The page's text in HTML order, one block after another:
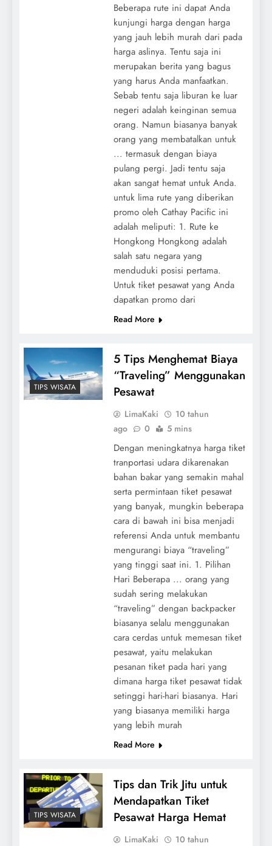
Beberapa rute ini dapat Anda
kunjungi harga dengan harga
yang jauh lebih murah dari pada
harga aslinya. Tentu saja ini
merupakan berita yang bagus
yang harus Anda manfaatkan.
Sebab tentu saja liburan ke luar
negeri adalah keinginan semua
orang. Namun biasanya banyak
orang yang membatalkan untuk
... termasuk dengan biaya
pulang pergi. Jadi tentu saja
akan sangat hemat untuk Anda.
untuk lima rute yang diberikan
promo oleh Cathay Pacific ini
adalah meliputi: 1. Rute ke
Hongkong Hongkong adalah
salah satu negara yang
menduduki posisi pertama.
Untuk tiket pesawat yang Anda
dapatkan promo dari
Read More
TIPS WISATA
5 Tips Menghemat Biaya
“Traveling” Menggunakan
Pesawat
LimaKaki
10 tahun
ago
0 5 mins
Dengan meningkatnya harga tiket
tranportasi udara dikarenakan
bahan bakar yang semakin mahal
serta permintaan tiket pesawat
yang banyak, mungkin beberapa
cara di bawah ini bisa menjadi
referensi Anda untuk membantu
mengurangi biaya “traveling”
yang tinggi saat ini. 1. Pilihan
Hari Beberapa ... orang yang
sudah sering melakukan
“traveling” dengan backpacker
biasanya selalu menggunakan
cara cerdas untuk memesan tiket
pesawat, yaitu melakukan
pesanan tiket pada hari yang
dimana harga tiket pesawat tidak
setinggi hari-hari biasanya. Hari
yang biasanya memiliki harga
yang lebih murah
Read More
TIPS WISATA
Tips dan Trik Jitu untuk
Mendapatkan Tiket
Pesawat Harga Hemat
LimaKaki 10 tahun